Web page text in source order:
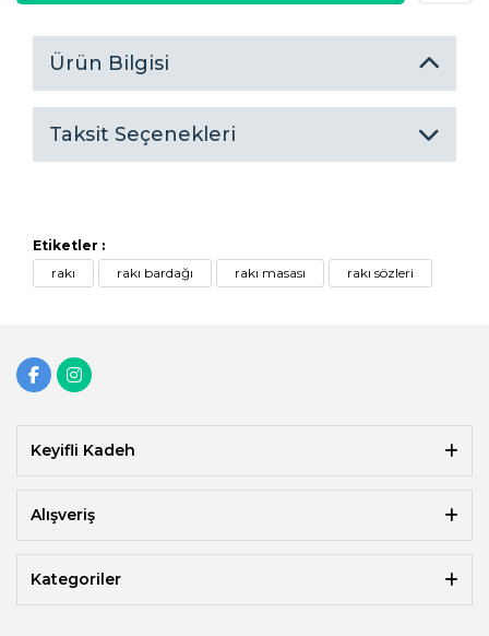
Ürün Bilgisi
Taksit Seçenekleri
Etiketler :
rakı
rakı bardağı rakı masası rakı sözleri
Keyifli Kadeh
Alışveriş
Kategoriler